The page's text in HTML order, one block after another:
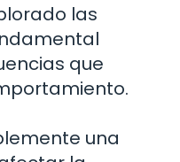
las
que
una